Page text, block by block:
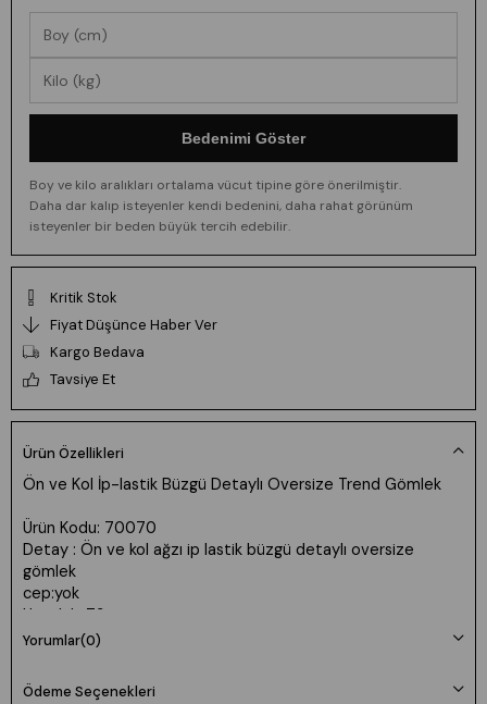
Bedenimi Göster
Boy ve kilo aralıkları ortalama vücut tipine göre önerilmiştir.
Daha dar kalıp isteyenler kendi bedenini, daha rahat görünüm
isteyenler bir beden büyük tercih edebilir.
Kritik Stok
Fiyat Düşünce Haber Ver
Kargo Bedava
Tavsiye Et
Ürün Özellikleri
Ön ve Kol İp-lastik Büzgü Detaylı Oversize Trend Gömlek
Ürün Kodu: 70070
Detay : Ön ve kol ağzı ip lastik büzgü detaylı oversize
gömlek
cep:yok
Uzunluk: 73cm
Kumaş: Bürümcük Viskon
Manken 36 Beden Boy: 165 cm Kilo: 55
Yorumlar(0)
Ödeme Seçenekleri